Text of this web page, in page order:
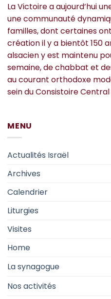
La Victoire a aujourd’hui
une communauté
familles, dont certaines
création il y a bientôt 150
alsacien y est maintenu
semaine, de chabbat et
au courant orthodoxe
sein du Consistoire
MENU
Actualités Israël
Archives
Calendrier
Liturgies
Visites
Home
La synagogue
Nos activités